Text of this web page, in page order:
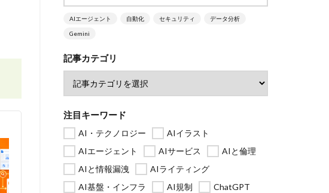
AIエージェント 自動化 セキュリティ データ分析
Gemini
記事カテゴリ
注目キーワード
AI・テクノロジー
AIイラスト
AIエージェント
AIサービス
AIと倫理
AIと情報漏洩
AIライティング
AI基盤・インフラ
AI規制
ChatGPT